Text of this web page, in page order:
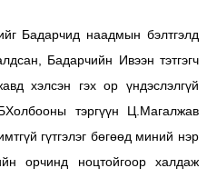
Бадарчид наадмын бэлтгэлд
Бадарчийн Ивээн тэтгэгч
хэлсэн гэх ор үндэслэлгүй
тэргүүн Ц.Магалжав
гүтгэлэг бөгөөд миний нэр
орчинд ноцтойгоор халдаж